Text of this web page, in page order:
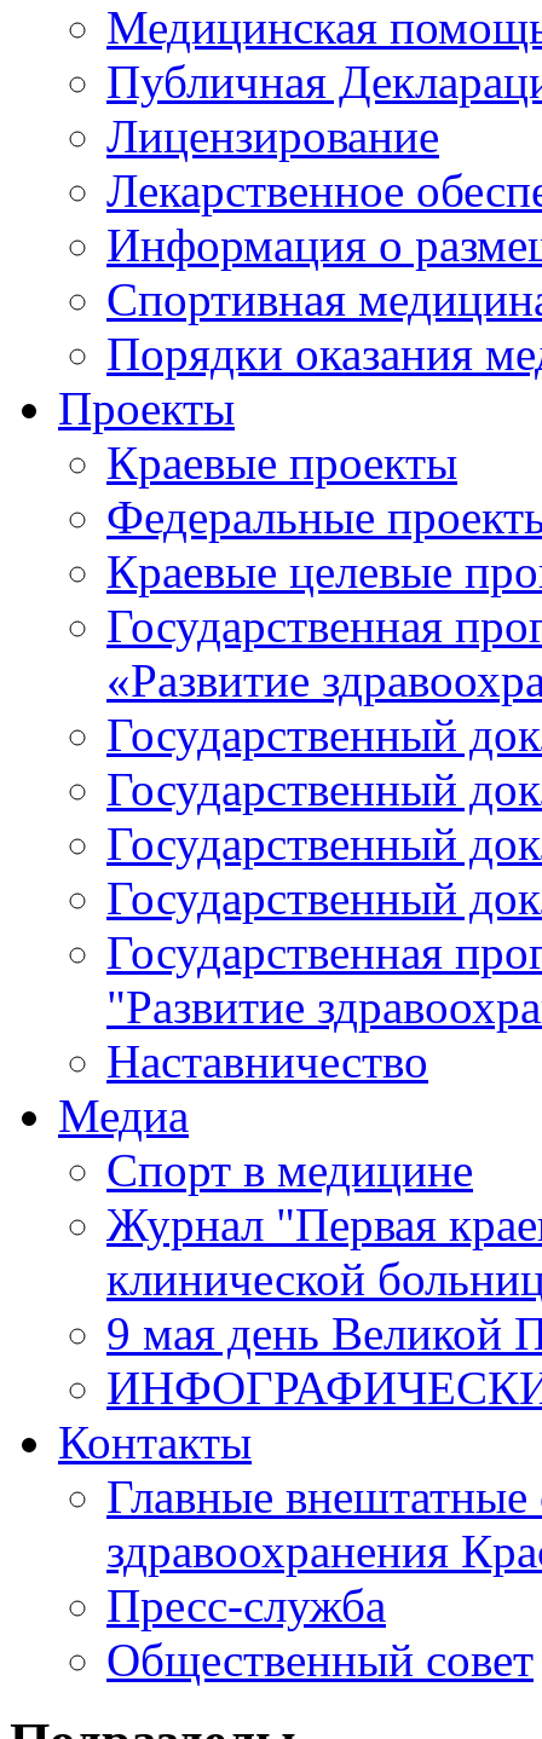
Медицинская
Публичная
Лицензирование
Лекарственное
Информация о
Спортивная
Порядки оказания
Проекты
Краевые проекты
Федеральные
Краевые целевые
Государственная
«Развитие
Государственный
Государственный
Государственный
Государственный
Государственная
"Развитие
Наставничество
Медиа
Спорт в медицине
Журнал "Первая
клинической
9 мая день Великой
Контакты
Главные внештатные
здравоохранения
Пресс-служба
Общественный совет